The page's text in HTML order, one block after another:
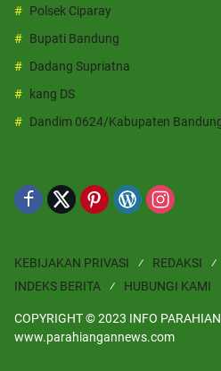
Polsek Ciparay
Bupati Bandung
Dadang Supriatna
kang DS
Dandim 0624/Kabupaten
KEBIJAKAN PRIVASI REDAKSI
INDEKS BERITA
HUBUNGI KAMI
COPYRIGHT © 2023 INFO
www.parahiangannews.com